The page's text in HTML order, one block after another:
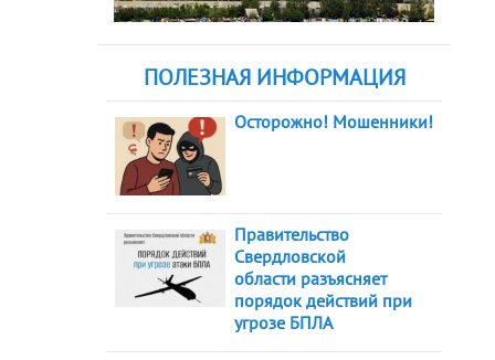
ПОЛЕЗНАЯ ИНФОРМАЦИЯ
Осторожно! Мошенники!
Правительство
Свердловской
области разъясняет
порядок действий при
угрозе БПЛА